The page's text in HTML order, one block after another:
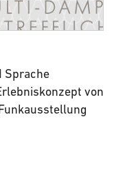
Sprache
von